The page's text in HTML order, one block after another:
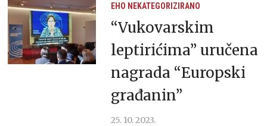
EHO NEKATEGORIZIRANO
“Vukovarskim
leptirićima” uručena
nagrada “Europski
građanin”
25. 10. 2023.